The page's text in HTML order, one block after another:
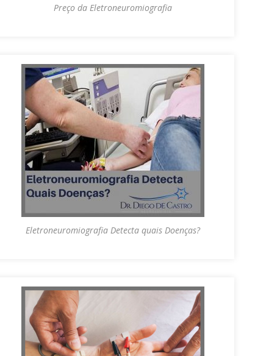
Preço da Eletroneuromiografia
Eletroneuromiografia Detecta quais Doenças?